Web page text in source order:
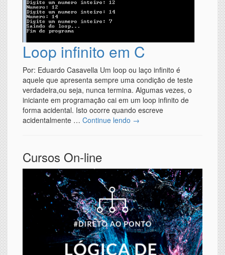
Loop infinito em C
Por: Eduardo Casavella Um loop ou laço infinito é
aquele que apresenta sempre uma condição de teste
verdadeira,ou seja, nunca termina. Algumas vezes, o
iniciante em programação cai em um loop infinito de
forma acidental. Isto ocorre quando escreve
acidentalmente … Continue lendo →
Cursos On-line